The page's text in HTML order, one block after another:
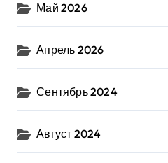
Май 2026
Апрель 2026
Сентябрь 2024
Август 2024